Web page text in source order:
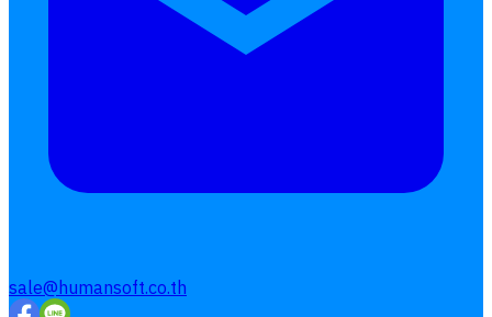
บริการรับทำเงินเดือน
sale@humansoft.co.th